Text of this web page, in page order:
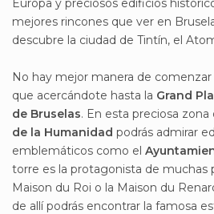
Europa y preciosos edificios
mejores rincones que ver en
descubre la ciudad de Tintín, el
No hay mejor manera de comenzar
que acercándote hasta la Grand
de Bruselas. En esta preciosa zona
de la Humanidad podrás admirar
emblemáticos como el
torre es la protagonista de muchas
Maison du Roi o la Maison du
de allí podrás encontrar la famosa